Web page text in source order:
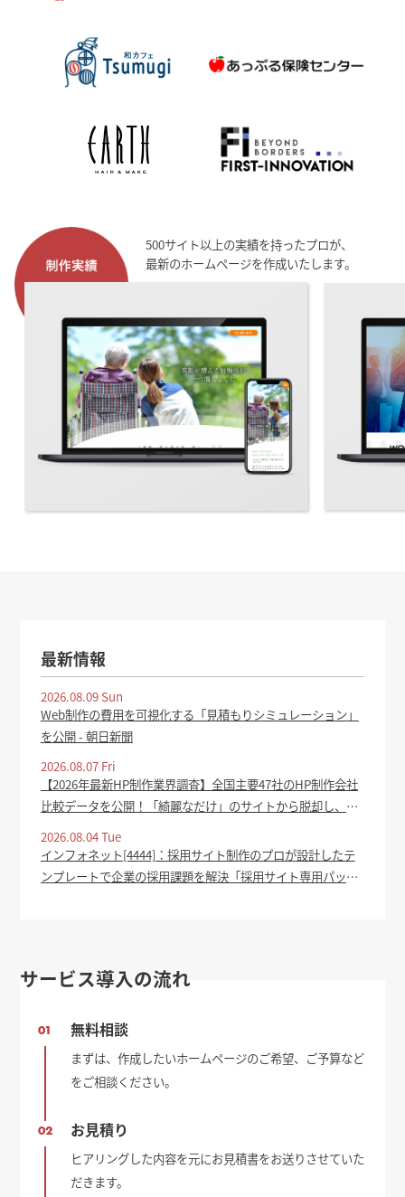
500サイト以上の実績を持ったプロが、
最新のホームページを作成いたします。
最新情報
2026.08.09 Sun
Web制作の費用を可視化する「見積もりシミュレーション」
を公開 - 朝日新聞
2026.08.07 Fri
【2026年最新HP制作業界調査】全国主要47社のHP制作会社
比較データを公開！「綺麗なだけ」のサイトから脱却し、集
2026.08.04 Tue
インフォネット[4444]：採用サイト制作のプロが設計したテ
ンプレートで企業の採用課題を解決「採用サイト専用パッケ
サービス導入の流れ
01 無料相談
まずは、作成したいホームページのご希望、ご予算など
をご相談ください。
02 お見積り
ヒアリングした内容を元にお見積書をお送りさせていた
だきます。